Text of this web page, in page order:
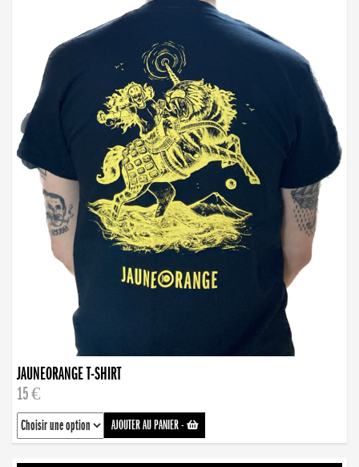
JAUNEORANGE T-SHIRT
15 €
AJOUTER AU PANIER-